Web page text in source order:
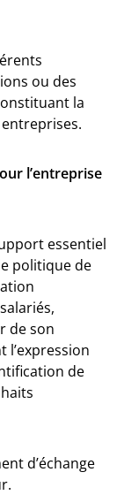
ou des
la
l’entreprise
essentiel
politique de
de son
de
d’échange